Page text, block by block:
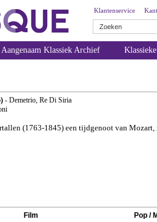
Klantenservice
Aangenaam Klassiek Archief
- Demetrio, Re Di Siria
(1763-1845) een tijdgenoot van
Film
Pop /